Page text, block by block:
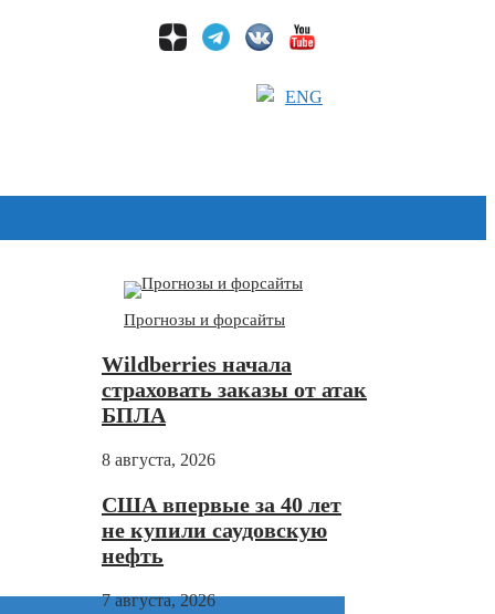
ENG
Прогнозы и форсайты
Wildberries начала
страховать заказы от атак
БПЛА
8 августа, 2026
США впервые за 40 лет
не купили саудовскую
нефть
7 августа, 2026